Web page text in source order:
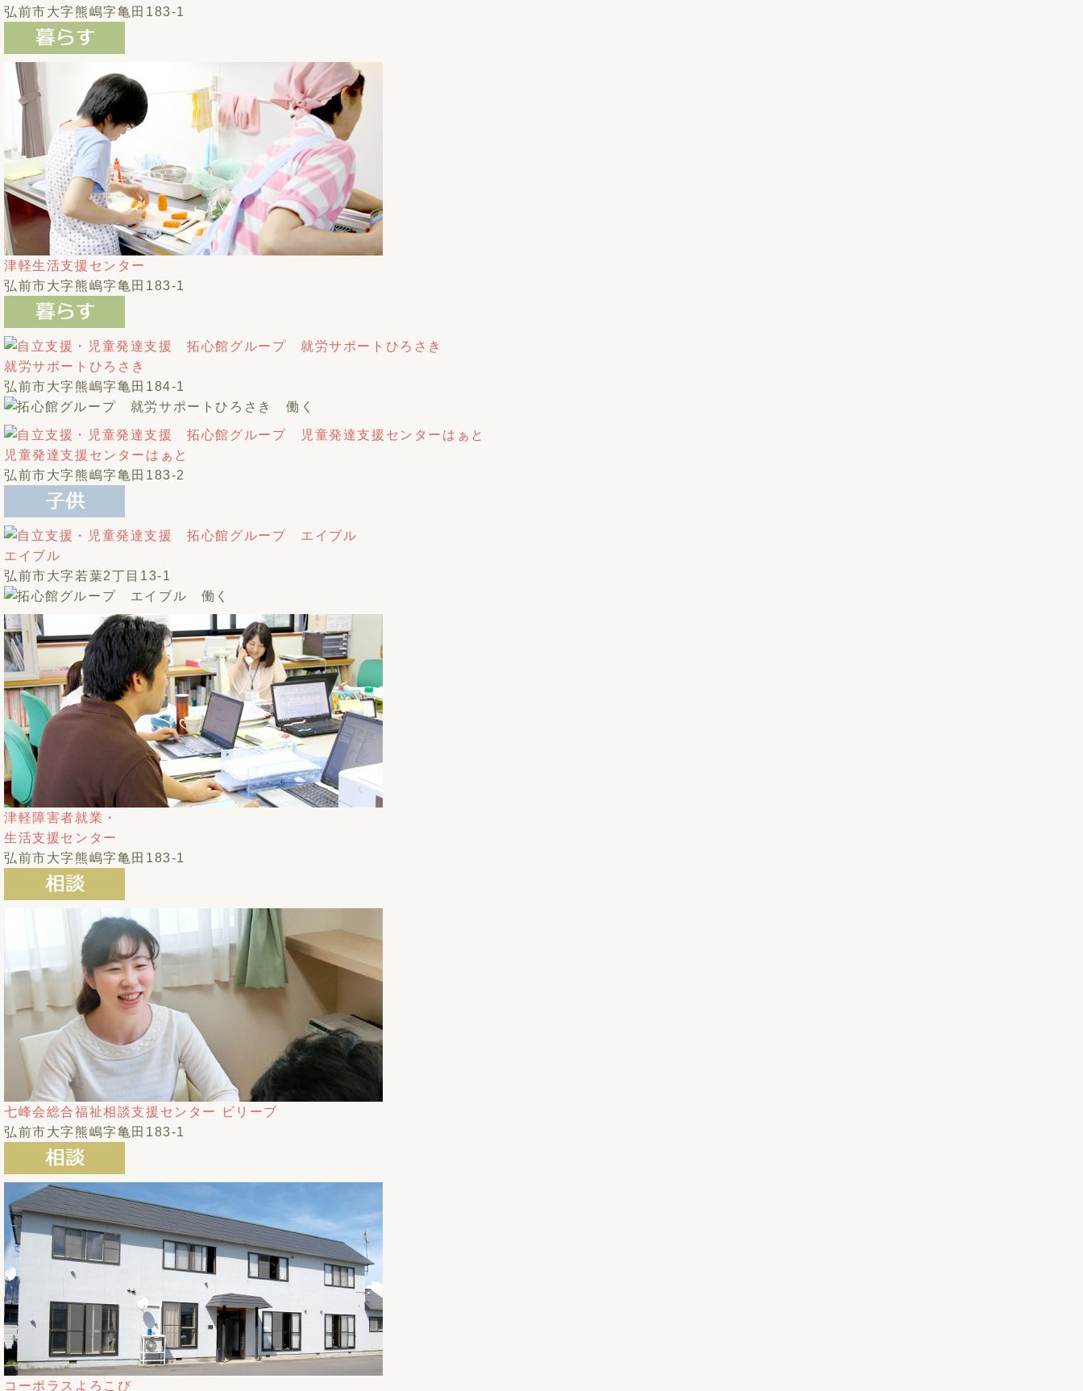
弘前市大字熊嶋字亀田183-1
津軽生活支援センター
弘前市大字熊嶋字亀田183-1
就労サポートひろさき
弘前市大字熊嶋字亀田184-1
児童発達支援センターはぁと
弘前市大字熊嶋字亀田183-2
エイブル
弘前市大字若葉2丁目13-1
津軽障害者就業・
生活支援センター
弘前市大字熊嶋字亀田183-1
七峰会総合福祉相談支援センター ビリーブ
弘前市大字熊嶋字亀田183-1
コーポラスよろこび